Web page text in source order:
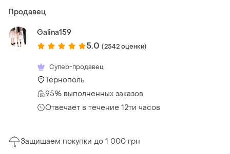
Продавец
Galina159
5.0 (2542 оценки)
Супер-продавец
Тернополь
95% выполненных заказов
Отвечает в течение 12ти часов
Защищаем покупки до 1 000 грн